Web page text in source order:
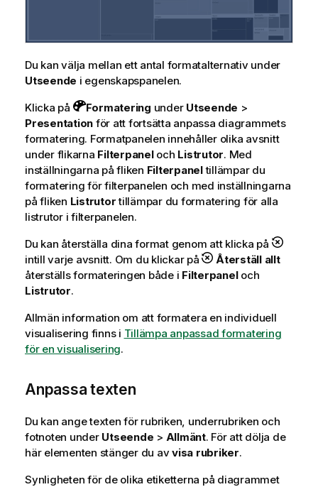
Du kan välja mellan ett antal formatalternativ under
Utseende i egenskapspanelen.
Klicka på
Formatering under Utseende >
Presentation för att fortsätta anpassa diagrammets
formatering. Formatpanelen innehåller olika avsnitt
under flikarna Filterpaneloch Listrutor. Med
inställningarna på fliken Filterpaneltillämpar du
formatering för filterpanelen och med inställningarna
på fliken Listrutortillämpar du formatering för alla
listrutor i filterpanelen.
Du kan återställa dina format genom att klicka på
intill varje avsnitt. Om du klickar på
Återställ allt
återställs formateringen både i Filterpaneloch
Listrutor.
Allmän information om att formatera en individuell
visualisering finns i Tillämpa anpassad formatering
för en visualisering.
Anpassa texten
Du kan ange texten för rubriken, underrubriken och
fotnoten under Utseende > Allmänt. För att dölja de
här elementen stänger du avvisa rubriker.
Synligheten för de olika etiketterna på diagrammet